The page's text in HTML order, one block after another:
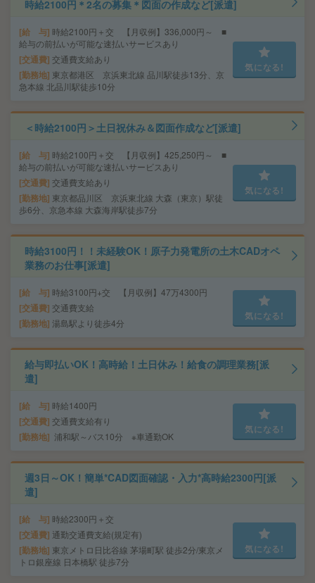
時給2100円＊2名の募集＊図面の作成など[派遣]
給 与 時給2100円＋交 【月収例】336,000円～ ■
給与の前払いが可能な速払いサービスあり
交通費 交通費支給あり
勤務地 東京都港区 京浜東北線 品川駅徒歩13分、京
急本線 北品川駅徒歩10分
気になる!
＜時給2100円＞土日祝休み＆図面作成など[派遣]
給 与 時給2100円＋交 【月収例】425,250円～ ■
給与の前払いが可能な速払いサービスあり
交通費 交通費支給あり
勤務地 東京都品川区 京浜東北線 大森（東京）駅徒
歩6分、京急本線 大森海岸駅徒歩7分
気になる!
時給3100円！！未経験OK！原子力発電所の土木CADオペ
業務のお仕事[派遣]
給 与 時給3100円+交 【月収例】47万4300円
交通費 交通費支給
勤務地 湯島駅より徒歩4分
気になる!
給与即払いOK！高時給！土日休み！給食の調理業務[派
遣]
給 与 時給1400円
交通費 交通費支給有り
勤務地 浦和駅～バス10分 ※車通勤OK
気になる!
週3日～OK！簡単*CAD図面確認・入力*高時給2300円[派
遣]
給 与 時給2300円＋交
交通費 通勤交通費支給(規定有)
勤務地 東京メトロ日比谷線 茅場町駅 徒歩2分/東京メ
トロ銀座線 日本橋駅 徒歩7分
気になる!